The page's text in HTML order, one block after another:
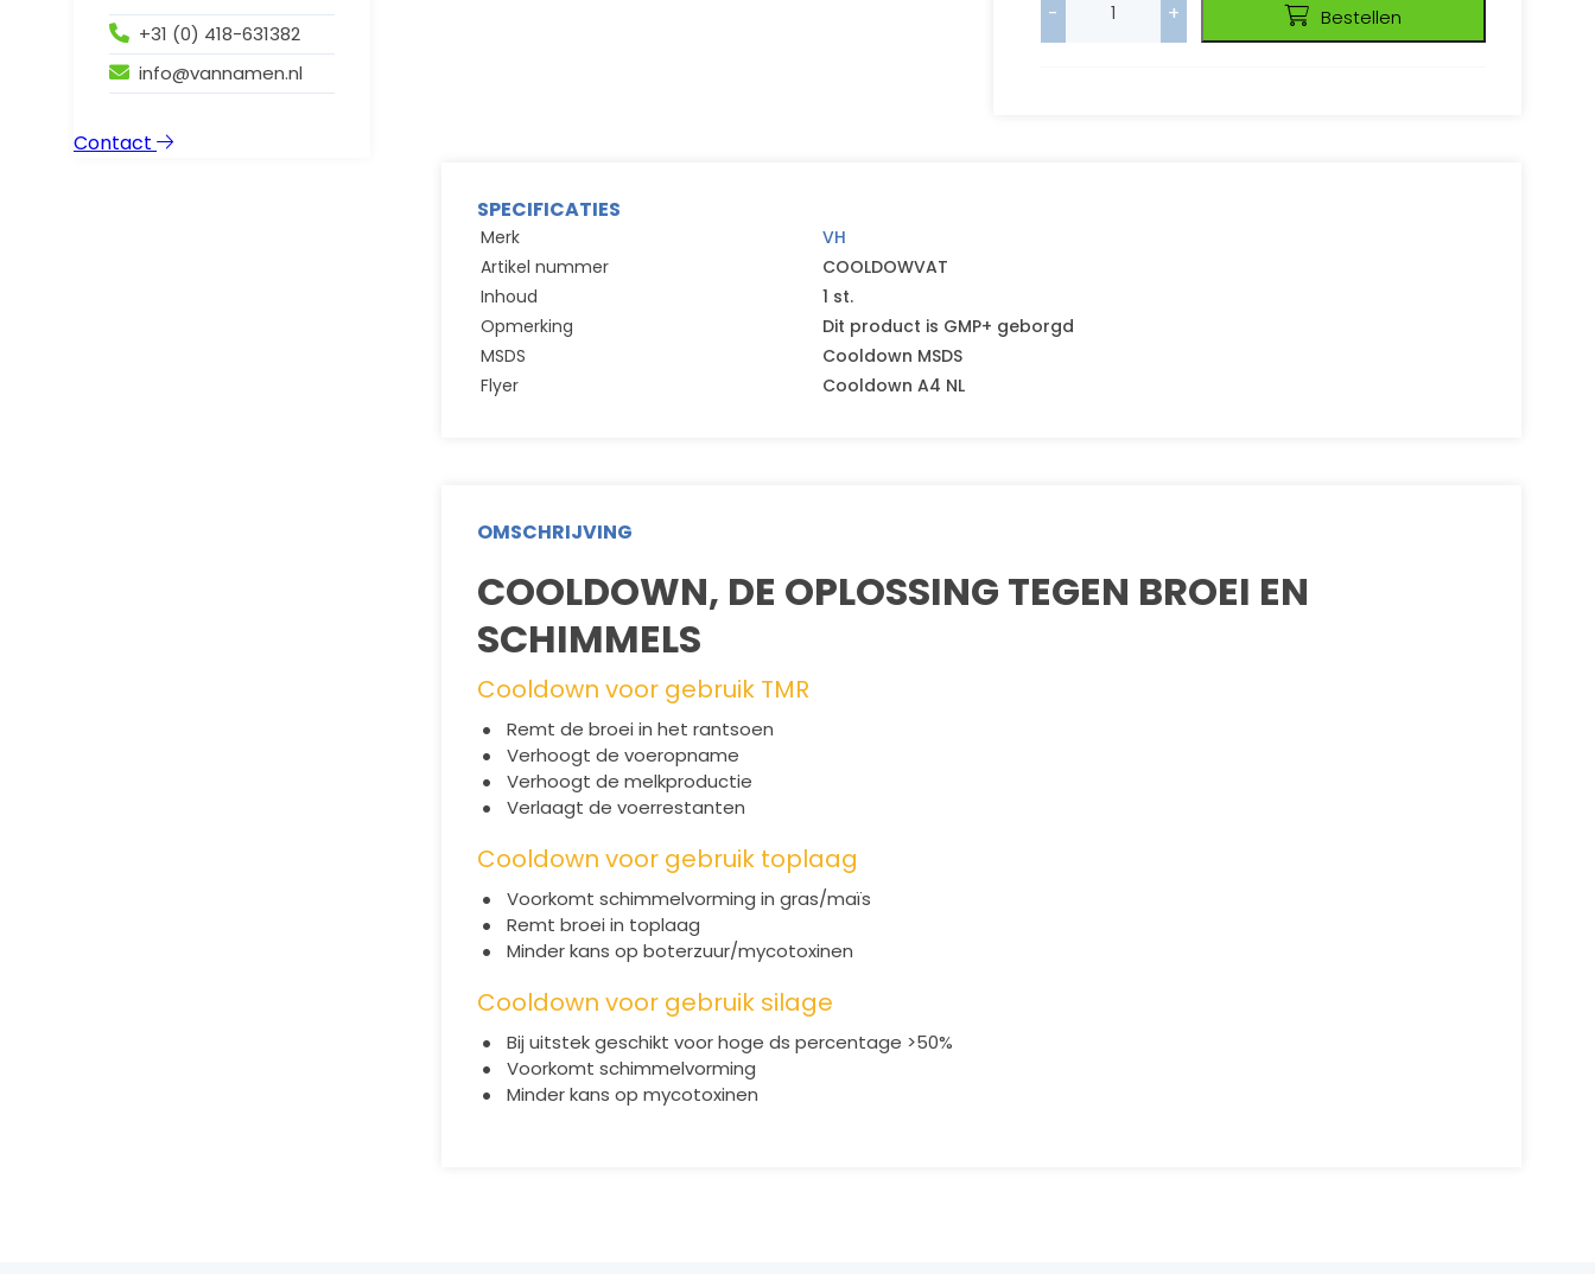
+31 (0) 418-631382
info@vannamen.nl
Contact
- + Bestellen
SPECIFICATIES
Merk
VH
Artikel nummer
COOLDOWVAT
Inhoud
1 st.
Opmerking
Dit product is GMP+ geborgd
MSDS
Cooldown MSDS
Flyer
Cooldown A4 NL
OMSCHRIJVING
COOLDOWN, DE OPLOSSING TEGEN BROEI EN
SCHIMMELS
Cooldown voor gebruik TMR
Remt de broei in het rantsoen
Verhoogt de voeropname
Verhoogt de melkproductie
Verlaagt de voerrestanten
Cooldown voor gebruik toplaag
Voorkomt schimmelvorming in gras/maïs
Remt broei in toplaag
Minder kans op boterzuur/mycotoxinen
Cooldown voor gebruik silage
Bij uitstek geschikt voor hoge ds percentage >50%
Voorkomt schimmelvorming
Minder kans op mycotoxinen